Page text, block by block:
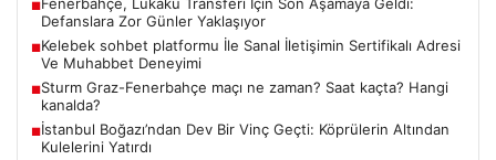
■
Defanslara Zor Günler Yaklaşıyor
■Kelebek sohbet platformu İle Sanal İletişimin Sertifikalı Adresi
Ve Muhabbet Deneyimi
■Sturm Graz-Fenerbahçe maçı ne zaman? Saat kaçta? Hangi
kanalda?
■İstanbul Boğazı’ndan Dev Bir Vinç Geçti: Köprülerin Altından
Kulelerini Yatırdı